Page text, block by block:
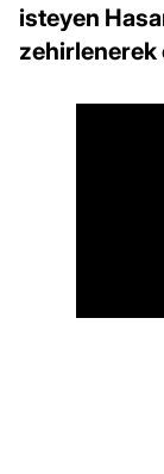
isteyen
zehirlenerek